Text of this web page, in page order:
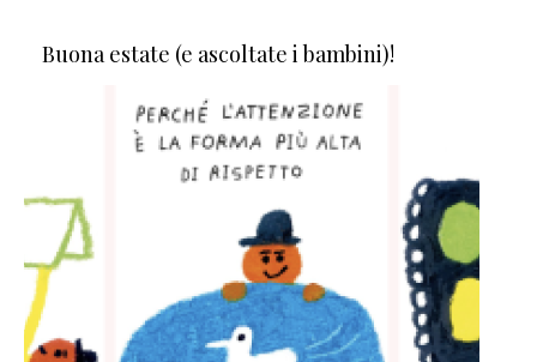
Buona estate (e ascoltate i bambini)!